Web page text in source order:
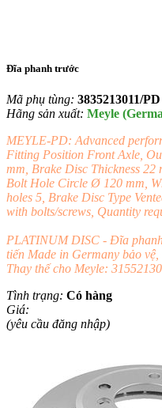
Đĩa phanh trước
Mã phụ tùng: 3835213011/PD
Hãng sản xuất: Meyle
MEYLE-PD: Advanced
Fitting Position Front Axle,
mm, Brake Disc Thickness 22
Bolt Hole Circle Ø 120 mm,
holes 5, Brake Disc Type
with bolts/screws, Quantity
PLATINUM DISC - Đĩa
tiến Made in Germany bảo
Thay thế cho Meyle:
Tình trạng: Có hàng
Giá:
(yêu cầu đăng nhập)